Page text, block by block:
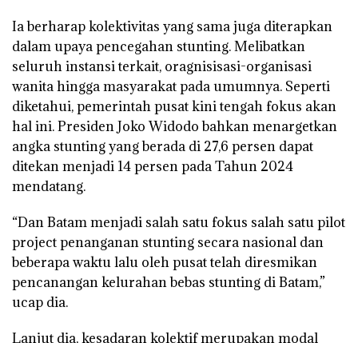
Ia berharap kolektivitas yang sama juga diterapkan
dalam upaya pencegahan stunting. Melibatkan
seluruh instansi terkait, oragnisisasi-organisasi
wanita hingga masyarakat pada umumnya. Seperti
diketahui, pemerintah pusat kini tengah fokus akan
hal ini. Presiden Joko Widodo bahkan menargetkan
angka stunting yang berada di 27,6 persen dapat
ditekan menjadi 14 persen pada Tahun 2024
mendatang.
“Dan Batam menjadi salah satu fokus salah satu pilot
project penanganan stunting secara nasional dan
beberapa waktu lalu oleh pusat telah diresmikan
pencanangan kelurahan bebas stunting di Batam,”
ucap dia.
Lanjut dia, kesadaran kolektif merupakan modal